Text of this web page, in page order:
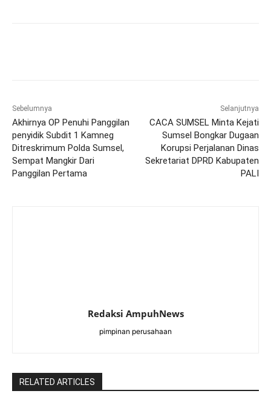
Sebelumnya
Akhirnya OP Penuhi Panggilan
penyidik Subdit 1 Kamneg
Ditreskrimum Polda Sumsel,
Sempat Mangkir Dari
Panggilan Pertama
Selanjutnya
CACA SUMSEL Minta Kejati
Sumsel Bongkar Dugaan
Korupsi Perjalanan Dinas
Sekretariat DPRD Kabupaten
PALI
Redaksi AmpuhNews
pimpinan perusahaan
RELATED ARTICLES